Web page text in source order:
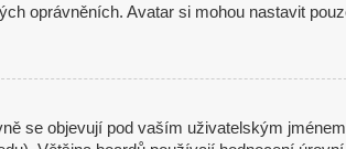
oprávněních. Avatar si mohou nastavit
se objevují pod vaším uživatelským jménem